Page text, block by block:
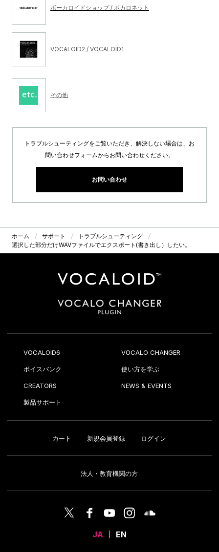
ボーカロイドショップ / ボカロネット
VOCALOID2 / VOCALOID1
その他
トラブルシューティングをご覧いただき、解決しない場合は、お
問い合わせフォームからお問い合わせください。
お問い合わせ
ホーム サポート
トラブルシューティング
選択した部分だけWAVファイルでエクスポート(書き出し）したい。
VOCALOID6 VOCALO CHANGER
ボイスバンク 使い方を学ぶ
CREATORS NEWS & EVENTS
製品サポート
カート 新規会員登録 ログイン
法人・教育機関の方
JA EN